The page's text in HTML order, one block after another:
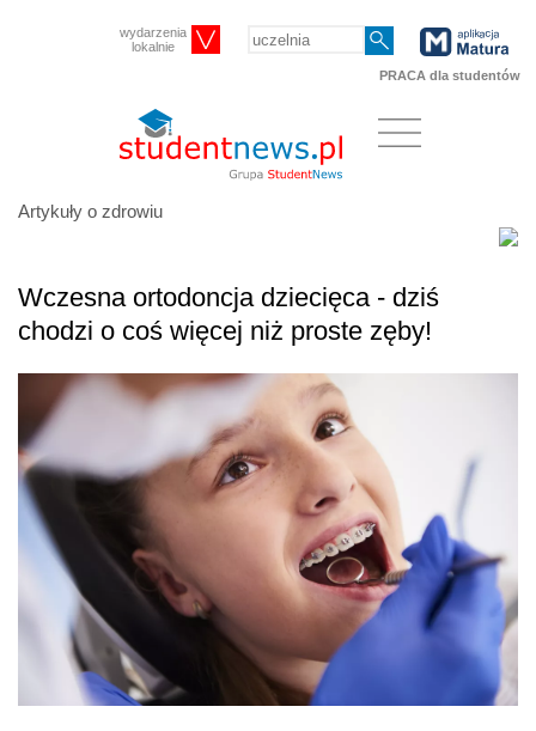
wydarzenia
lokalnie
PRACA dla studentów
Artykuły o zdrowiu
Wczesna ortodoncja dziecięca - dziś
chodzi o coś więcej niż proste zęby!